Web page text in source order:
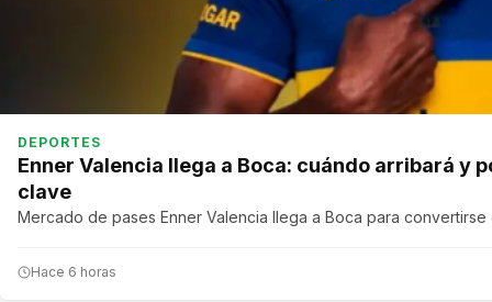
DEPORTES
Enner Valencia llega a Boca: cuándo arribará y
clave
Mercado de pases Enner Valencia llega a Boca para
Hace 6 horas